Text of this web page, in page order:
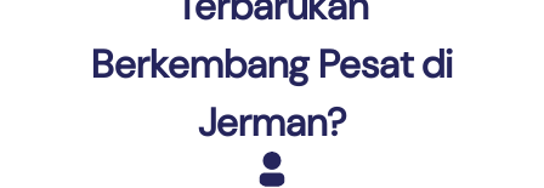
Berkembang Pesat di
Jerman?